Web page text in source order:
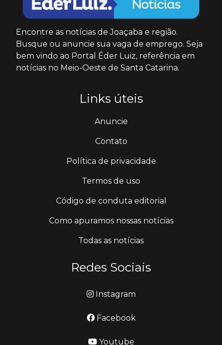
Encontre as notícias de Joaçaba e região.
Busque ou anuncie sua vaga de emprego. Seja
bem vindo ao Portal Éder Luiz, referência em
notícias no Meio-Oeste de Santa Catarina.
Links úteis
Anuncie
Contato
Política de privacidade
Termos de uso
Código de conduta editorial
Como apuramos nossas notícias
Todas as notícias
Redes Sociais
Instagram
Facebook
Youtube